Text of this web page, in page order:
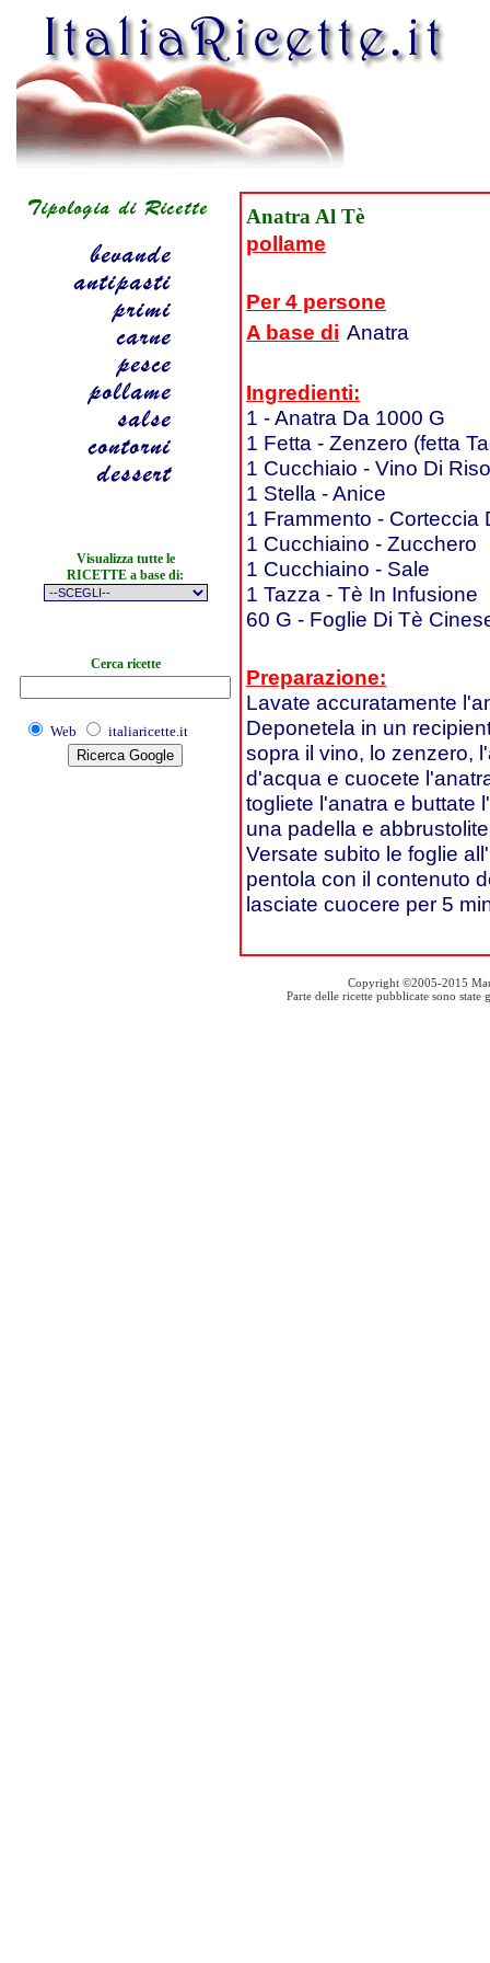
Visualizza tutte le
RICETTE a base di:
Cerca ricette
Web italiaricette.it
Anatra Al Tè
pollame
Per 4 persone
A base di Anatra
Ingredienti:
1 - Anatra Da 1000 G
1 Fetta - Zenzero (fetta
1 Cucchiaio - Vino Di
1 Stella - Anice
1 Frammento - Corteccia
1 Cucchiaino - Zucchero
1 Cucchiaino - Sale
1 Tazza - Tè In Infusione
60 G - Foglie Di Tè
Preparazione:
Lavate accuratamente
Deponetela in un
sopra il vino, lo zenzero,
d'acqua e cuocete
togliete l'anatra e buttate
una padella e
Versate subito le foglie
pentola con il contenuto
lasciate cuocere per 5
Copyright ©2005-2015
Parte delle ricette pubblicate sono state